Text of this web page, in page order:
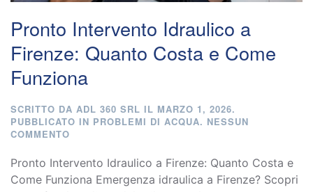
Pronto Intervento Idraulico a
Firenze: Quanto Costa e Come
Funziona
SCRITTO DA ADL 360 SRL IL MARZO 1, 2026.
PUBBLICATO IN PROBLEMI DI ACQUA. NESSUN
COMMENTO
INTERVENTO
IDRAULICO
A
Pronto Intervento Idraulico a Firenze: Quanto Costa e
Come Funziona Emergenza idraulica a Firenze? Scopri